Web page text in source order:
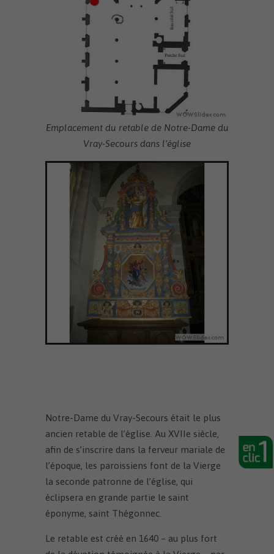
Emplacement du retable de Notre-Dame du
Vray-Secours dans l’église
Notre-Dame du Vray-Secours était le plus
ancien retable de l’église. Au XVIIe siècle,
afin de s’inscrire dans la ferveur mariale de
l’époque, les paroissiens font de la Vierge
la seconde patronne de l’église, qui
éclipsera en grande partie le saint
éponyme, saint Thégonnec.
Le retable est créé en 1640 – au plus fort